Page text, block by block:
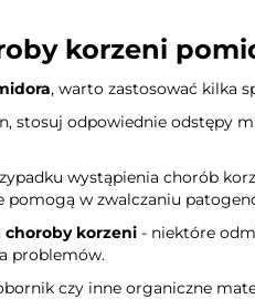
korzeni
, warto zastosować kilka
stosuj odpowiednie odstępy
wystąpienia chorób
w zwalczaniu
korzeni - niektóre
problemów.
czy inne organiczne